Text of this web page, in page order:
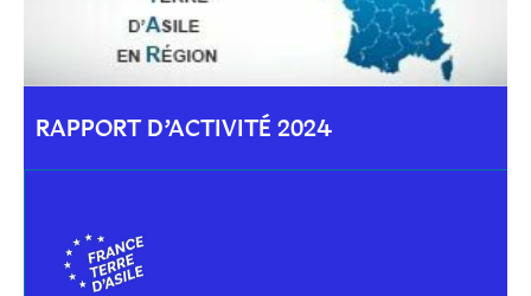
RAPPORT D’ACTIVITÉ 2024